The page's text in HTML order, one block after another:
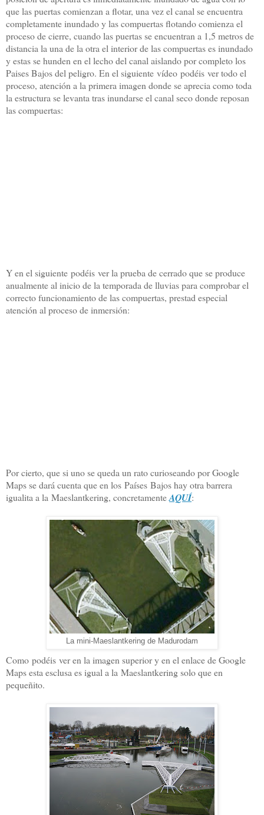
que las puertas comienzan a flotar, una vez el canal se encuentra
completamente inundado y las compuertas flotando comienza el
proceso de cierre, cuando las puertas se encuentran a 1,5 metros de
distancia la una de la otra el interior de las compuertas es inundado
y estas se hunden en el lecho del canal aislando por completo los
Paises Bajos del peligro. En el siguiente vídeo podéis ver todo el
proceso, atención a la primera imagen donde se aprecia como toda
la estructura se levanta tras inundarse el canal seco donde reposan
las compuertas:
Y en el siguiente podéis ver la prueba de cerrado que se produce
anualmente al inicio de la temporada de lluvias para comprobar el
correcto funcionamiento de las compuertas, prestad especial
atención al proceso de inmersión:
Por cierto, que si uno se queda un rato curioseando por Google
Maps se dará cuenta que en los Países Bajos hay otra barrera
igualita a la Maeslantkering, concretamenteAQUÍ:
La mini-Maeslantkering de Madurodam
Como podéis ver en la imagen superior y en el enlace de Google
Maps esta esclusa es igual a la Maeslantkering solo que en
pequeñito.